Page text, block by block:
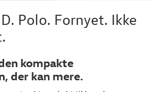
Byg din
Polo. Fornyet. Ikke
kompakte
der kan mere.